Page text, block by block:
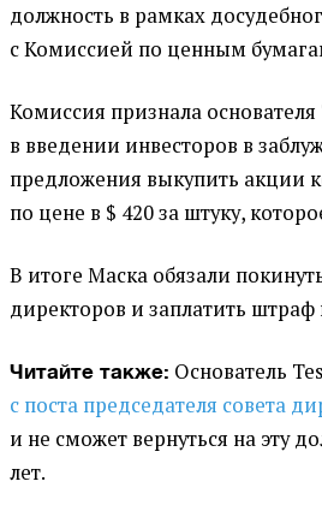
должность в рамках
с Комиссией по ценным
Комиссия признала
в введении инвесторов в
предложения выкупить акции
по цене в $ 420 за штуку,
В итоге Маска обязали
директоров и заплатить штраф
Читайте также: Основатель
с поста председателя совета
и не сможет вернуться на эту
лет.